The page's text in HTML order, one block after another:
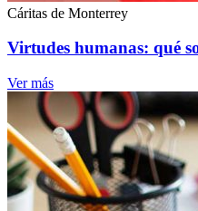
Cáritas de Monterrey
Virtudes humanas: qué
Ver más